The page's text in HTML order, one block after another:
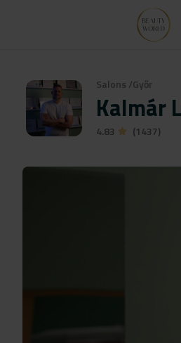
Salons /Győr
Kalmár
4.83 (1437)